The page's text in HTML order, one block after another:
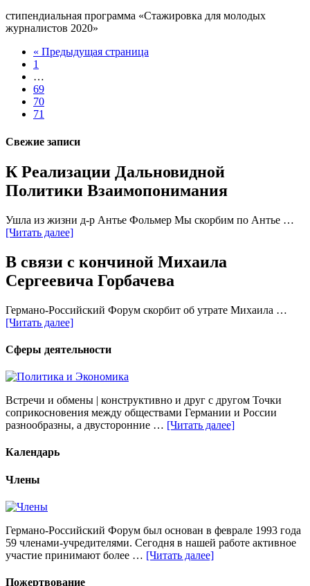
стипендиальная программа «Стажировка для молодых
журналистов 2020»
« Предыдущая страница
1
…
69
70
71
Свежие записи
К Реализации Дальновидной
Политики Взаимопонимания
Ушла из жизни д-р Антье Фольмер Мы скорбим по Антье …
[Читать далее]
В связи с кончиной Михаила
Сергеевича Горбачева
Германо-Российский Форум скорбит об утрате Михаила …
[Читать далее]
Сферы деятельности
Встречи и обмены | конструктивно и друг с другом Точки
соприкосновения между обществами Германии и России
разнообразны, а двусторонние … [Читать далее]
Календарь
Члены
Германо-Российский Форум был основан в феврале 1993 года
59 членами-учредителями. Сегодня в нашей работе активное
участие принимают более … [Читать далее]
Пожертвование